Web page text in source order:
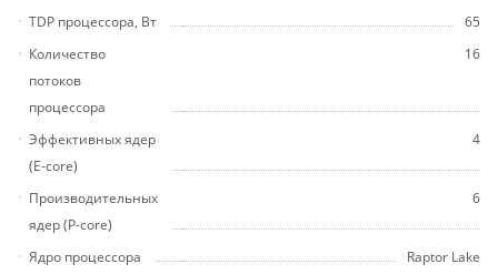
TDP процессора, Вт
65
Количество
потоков
процессора
16
Эффективных ядер
(E-core)
4
Производительных
ядер (P-core)
6
Ядро процессора Raptor Lake